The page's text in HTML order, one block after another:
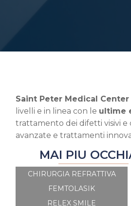
Saint Peter Medical Center
livelli e in linea con le ultime
trattamento dei difetti visivi
avanzate e trattamenti
MAI PIU
CHIRURGIA REFRATTIVA
FEMTOLASIK
RELEX SMILE